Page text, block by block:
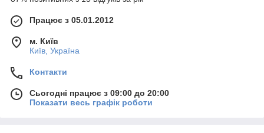
Працює з 05.01.2012
м. Київ
Київ, Україна
Контакти
Сьогодні працює з 09:00 до 20:00
Показати весь графік роботи